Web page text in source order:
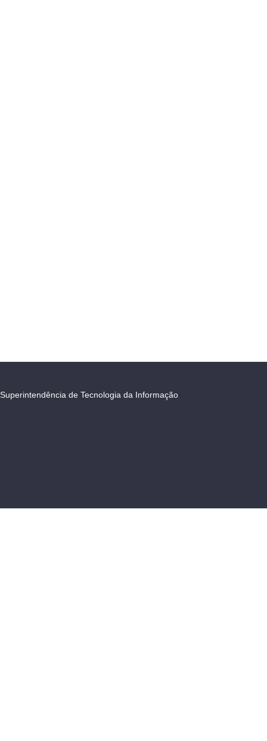
Superintendência de Tecnologia da Informação